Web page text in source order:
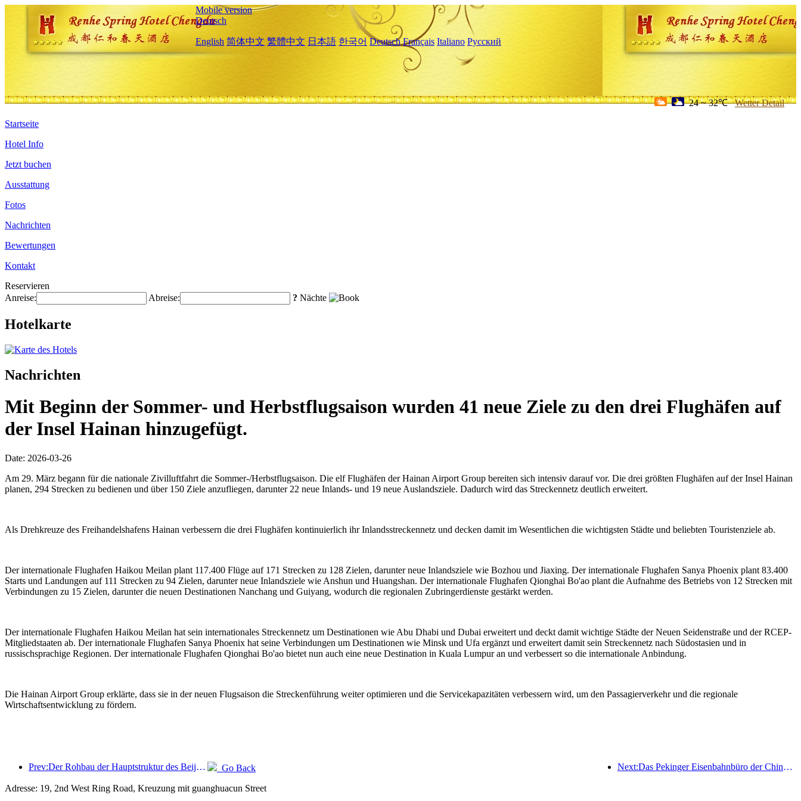
Mobile version
Deutsch
English 简体中文 繁體中文 日本語 한국어 Deutsch Français Italiano Русский
24 ~ 32℃ Wetter Detail
Startseite
Hotel Info
Jetzt buchen
Ausstattung
Fotos
Nachrichten
Bewertungen
Kontakt
Reservieren
Anreise:
Abreise: ? Nächte
Hotelkarte
Nachrichten
Mit Beginn der Sommer- und Herbstflugsaison wurden 41 neue Ziele zu den drei Flughäfen auf
der Insel Hainan hinzugefügt.
Date: 2026-03-26
Am 29. März begann für die nationale Zivilluftfahrt die Sommer-/Herbstflugsaison. Die elf Flughäfen der Hainan Airport Group bereiten sich intensiv darauf vor. Die drei größten Flughäfen auf der Insel Hainan
planen, 294 Strecken zu bedienen und über 150 Ziele anzufliegen, darunter 22 neue Inlands- und 19 neue Auslandsziele. Dadurch wird das Streckennetz deutlich erweitert.
Als Drehkreuze des Freihandelshafens Hainan verbessern die drei Flughäfen kontinuierlich ihr Inlandsstreckennetz und decken damit im Wesentlichen die wichtigsten Städte und beliebten Touristenziele ab.
Der internationale Flughafen Haikou Meilan plant 117.400 Flüge auf 171 Strecken zu 128 Zielen, darunter neue Inlandsziele wie Bozhou und Jiaxing. Der internationale Flughafen Sanya Phoenix plant 83.400
Starts und Landungen auf 111 Strecken zu 94 Zielen, darunter neue Inlandsziele wie Anshun und Huangshan. Der internationale Flughafen Qionghai Bo'ao plant die Aufnahme des Betriebs von 12 Strecken mit
Verbindungen zu 15 Zielen, darunter die neuen Destinationen Nanchang und Guiyang, wodurch die regionalen Zubringerdienste gestärkt werden.
Der internationale Flughafen Haikou Meilan hat sein internationales Streckennetz um Destinationen wie Abu Dhabi und Dubai erweitert und deckt damit wichtige Städte der Neuen Seidenstraße und der RCEP-
Mitgliedstaaten ab. Der internationale Flughafen Sanya Phoenix hat seine Verbindungen um Destinationen wie Minsk und Ufa ergänzt und erweitert damit sein Streckennetz nach Südostasien und in
russischsprachige Regionen. Der internationale Flughafen Qionghai Bo'ao bietet nun auch eine neue Destination in Kuala Lumpur an und verbessert so die internationale Anbindung.
Die Hainan Airport Group erklärte, dass sie in der neuen Flugsaison die Streckenführung weiter optimieren und die Servicekapazitäten verbessern wird, um den Passagierverkehr und die regionale
Wirtschaftsentwicklung zu fördern.
Prev:Der Rohbau der Hauptstruktur des Beijing Haichang Ocean Park soll bis Ende des Jahres fertiggestellt sein; die Fertigstellung und Eröffnung werden für das Jahr 2027 erwartet. Next:Das Pekinger Eisenbahnbüro der China Railway hat den Transportbetrieb anlässlich des Qingming-Festivals aufgenommen und rechnet mit 7,37 Millionen Fahrgästen.
Go Back
Adresse: 19, 2nd West Ring Road, Kreuzung mit guanghuacun Street